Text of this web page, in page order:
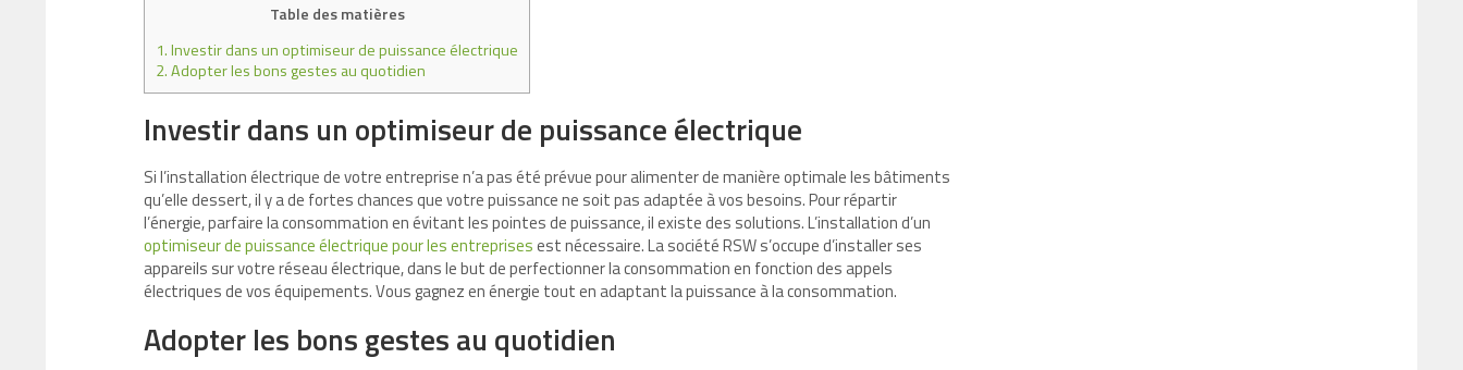
Table des matières
1.Investir dans un optimiseur de puissance électrique
2.Adopter les bons gestes au quotidien
Investir dans un optimiseur de puissance électrique
Si l’installation électrique de votre entreprise n’a pas été prévue pour alimenter de manière optimale les bâtiments
qu’elle dessert, il y a de fortes chances que votre puissance ne soit pas adaptée à vos besoins. Pour répartir
l’énergie, parfaire la consommation en évitant les pointes de puissance, il existe des solutions. L’installation d’un
optimiseur de puissance électrique pour les entreprisesest nécessaire. La société RSW s’occupe d’installer ses
appareils sur votre réseau électrique, dans le but de perfectionner la consommation en fonction des appels
électriques de vos équipements. Vous gagnez en énergie tout en adaptant la puissance à la consommation.
Adopter les bons gestes au quotidien